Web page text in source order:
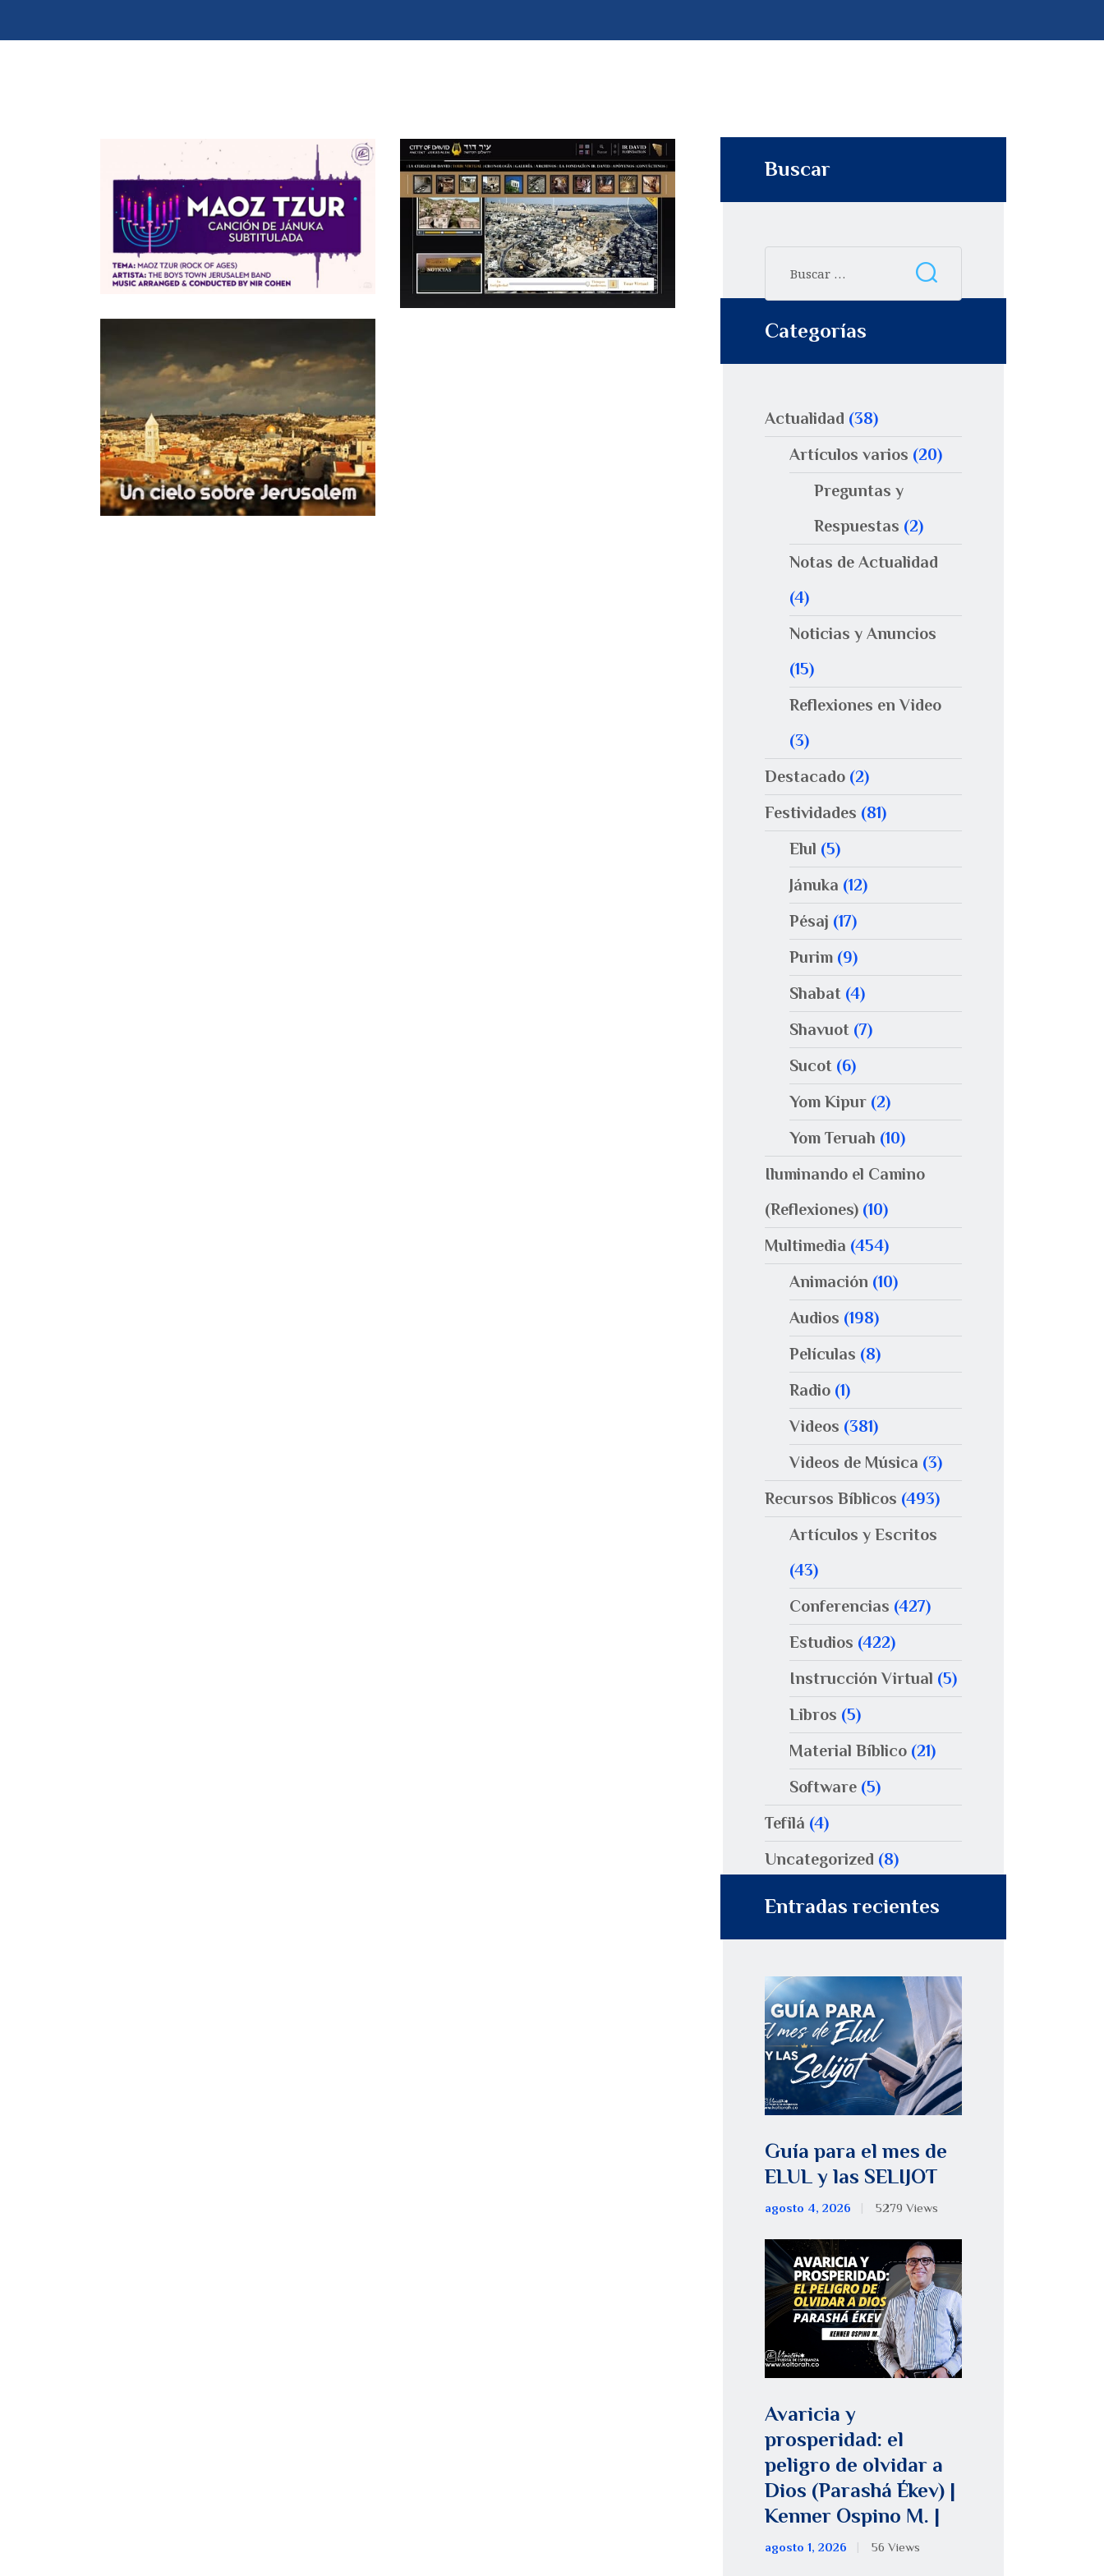
Buscar
Categorías
Actualidad (38)
Artículos varios (20)
Preguntas y
Respuestas (2)
Notas de Actualidad
(4)
Noticias y Anuncios
(15)
Reflexiones en Video
(3)
Destacado (2)
Festividades (81)
Elul (5)
Jánuka (12)
Pésaj (17)
Purim (9)
Shabat (4)
Shavuot (7)
Sucot (6)
Yom Kipur (2)
Yom Teruah (10)
Iluminando el Camino
(Reflexiones) (10)
Multimedia (454)
Animación (10)
Audios (198)
Películas (8)
Radio (1)
Videos (381)
Videos de Música (3)
Recursos Bíblicos (493)
Artículos y Escritos
(43)
Conferencias (427)
Estudios (422)
Instrucción Virtual (5)
Libros (5)
Material Bíblico (21)
Software (5)
Tefilá (4)
Uncategorized (8)
Entradas recientes
Guía para el mes de
ELUL y las SELIJOT
agosto 4, 2026 5279 Views
Avaricia y
prosperidad: el
peligro de olvidar a
Dios (Parashá Ékev) |
Kenner Ospino M. |
agosto 1, 2026 56 Views
i